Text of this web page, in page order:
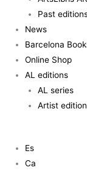
Past
News
Barcelona
Online Shop
AL editions
AL series
Artist
Es
Ca